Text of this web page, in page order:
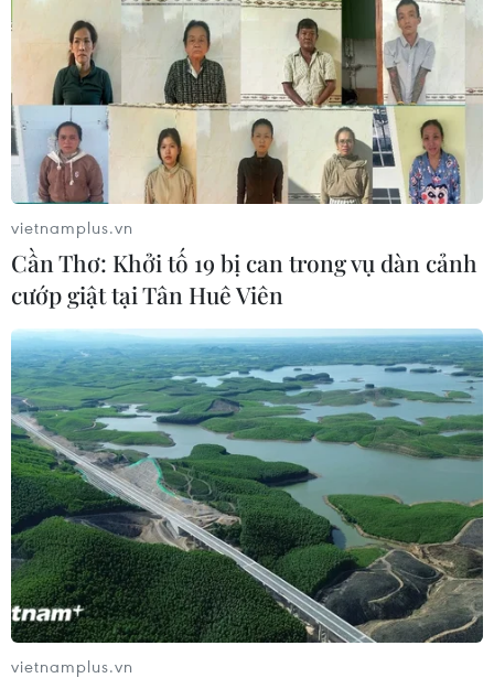
vietnamplus.vn
Cần Thơ: Khởi tố 19 bị can trong vụ dàn cảnh
cướp giật tại Tân Huê Viên
vietnamplus.vn